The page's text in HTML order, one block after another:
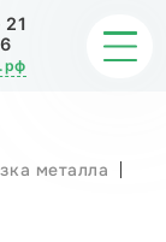
21
металла